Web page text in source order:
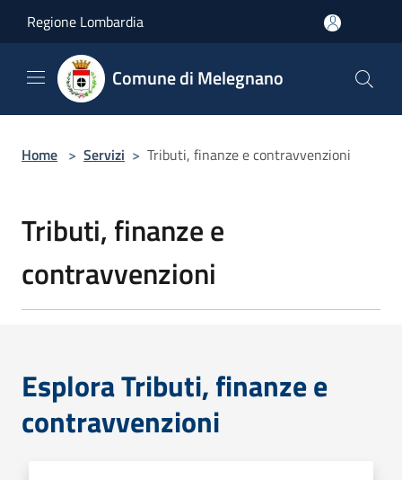
Regione Lombardia
Comune di Melegnano
Home > Servizi > Tributi, finanze e contravvenzioni
Tributi, finanze e
contravvenzioni
Esplora Tributi, finanze e
contravvenzioni